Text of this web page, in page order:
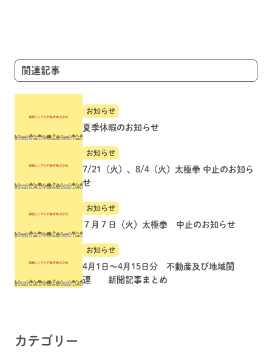
ョ
ン関連記事
お知らせ
夏季休暇のお知らせ
お知らせ
7/21（火）、8/4（火）太極拳 中止のお知ら
せ
お知らせ
７月７日（火）太極拳 中止のお知らせ
お知らせ
4月1日～4月15日分 不動産及び地域関
連 新聞記事まとめ
カテゴリー